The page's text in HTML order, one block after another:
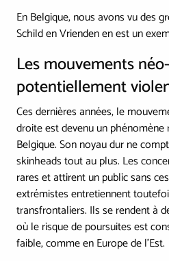
En Belgique, nous avons vu des
Schild en Vrienden en est un
Les mouvements
potentiellement
Ces dernières années, le
droite est devenu un
Belgique. Son noyau dur ne
skinheads tout au plus. Les
rares et attirent un public sans
extrémistes entretiennent
transfrontaliers. Ils se rendent à
où le risque de poursuites est
faible, comme en Europe de l’Est.